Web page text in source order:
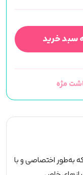
سبد خرید
مژه
اختصاصی و با